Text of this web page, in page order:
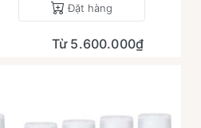
Đặt hàng
Từ 5.600.000₫